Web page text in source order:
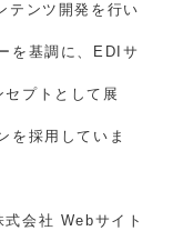
テンツ開発を行い
を基調に、EDIサ
プトとして展
を採用していま
会社 Webサイト